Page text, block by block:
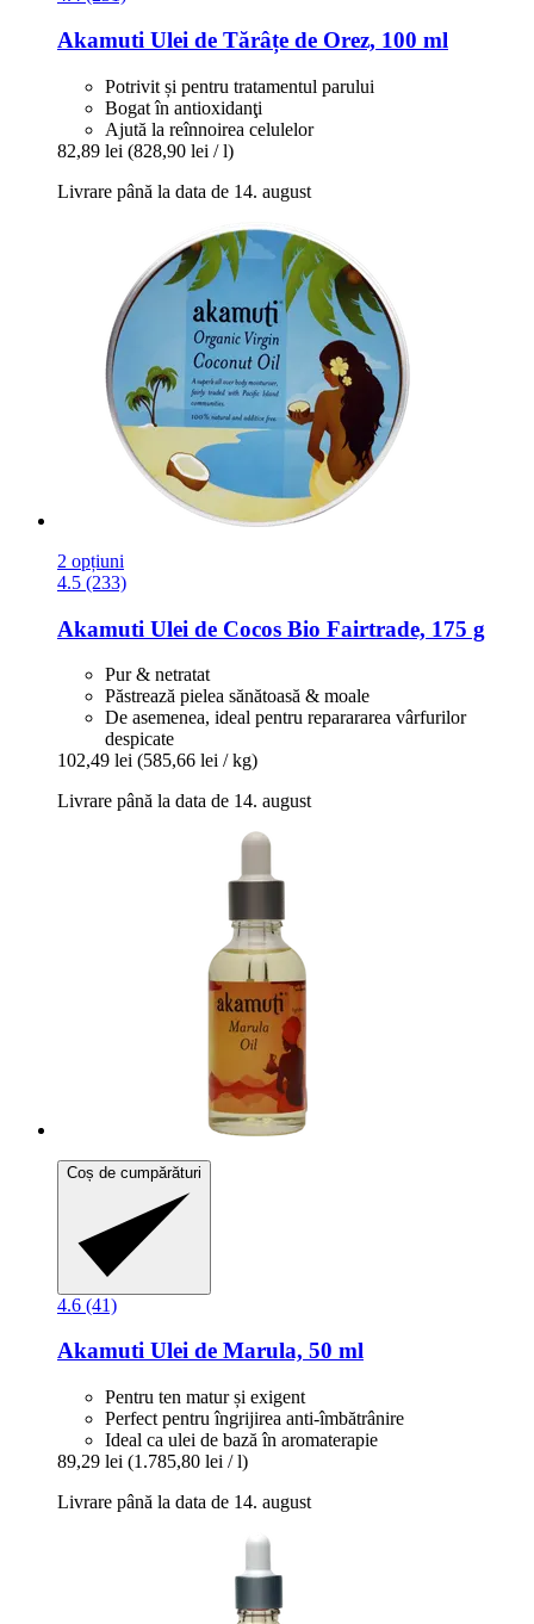
Akamuti Ulei de Tărâțe de Orez, 100 ml
Potrivit și pentru tratamentul parului
Bogat în antioxidanţi
Ajută la reînnoirea celulelor
82,89 lei (828,90 lei / l)
Livrare până la data de 14. august
2 opțiuni
4.5 (233)
Akamuti Ulei de Cocos Bio Fairtrade, 175 g
Pur & netratat
Păstrează pielea sănătoasă & moale
De asemenea, ideal pentru reparararea vârfurilor
despicate
102,49 lei (585,66 lei / kg)
Livrare până la data de 14. august
Coș de cumpărături
4.6 (41)
Akamuti Ulei de Marula, 50 ml
Pentru ten matur și exigent
Perfect pentru îngrijirea anti-îmbătrânire
Ideal ca ulei de bază în aromaterapie
89,29 lei (1.785,80 lei / l)
Livrare până la data de 14. august